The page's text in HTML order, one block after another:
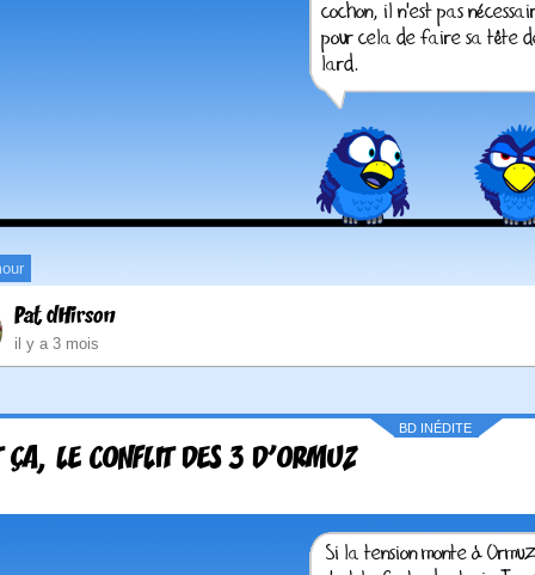
Pat dHirson
il y a 3 mois
BD INÉDITE
ÇA, LE CONFLIT DES 3 D'ORMUZ